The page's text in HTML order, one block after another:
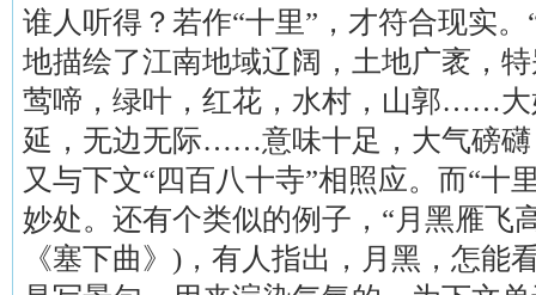
谁人听得？若作“十里”，才符合现实
地描绘了江南地域辽阔，土地广袤，
莺啼，绿叶，红花，水村，山郭……大
延，无边无际……意味十足，大气磅礴
又与下文“四百八十寺”相照应。而“十
妙处。还有个类似的例子，“月黑雁飞
《塞下曲》)，有人指出，月黑，怎能